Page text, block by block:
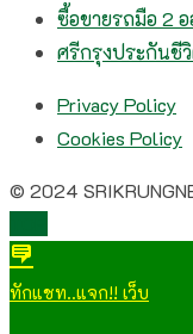
ซื้อขายรถมือ 2
ศรีกรุงประกันชี
Privacy Policy
Cookies Policy
© 2024
ทักแชท..แจก!! เว็บ